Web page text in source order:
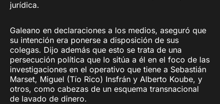
jurídica.
Galeano en declaraciones a los medios, aseguró que
su intención era ponerse a disposición de sus
colegas. Dijo además que esto se trata de una
persecución política que lo sitúa a él en el foco de las
investigaciones en el operativo que tiene a Sebastián
Marset, Miguel (Tío Rico) Insfrán y Alberto Koube, y
otros, como cabezas de un esquema transnacional
de lavado de dinero.